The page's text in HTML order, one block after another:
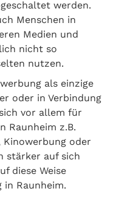
werden.
Menschen in
Medien und
nicht so
nutzen.
als einzige
oder in Verbindung
vor allem für
Raunheim z.B.
Kinowerbung oder
stärker auf sich
diese Weise
in Raunheim.